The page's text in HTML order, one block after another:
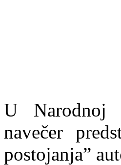
U Narodnoj
navečer
postojanja”